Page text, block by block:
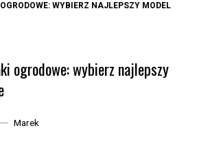
WYBIERZ NAJLEPSZY MODEL
ogrodowe: wybierz najlepszy
Marek